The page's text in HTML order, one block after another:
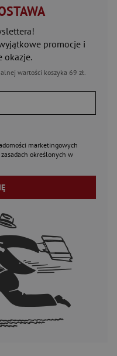
promocje i
okazje.
wartości koszyka 69 zł.
marketingowych
zasadach określonych w